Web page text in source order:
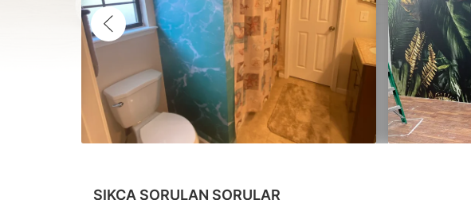
SIKÇA SORULAN SORULAR